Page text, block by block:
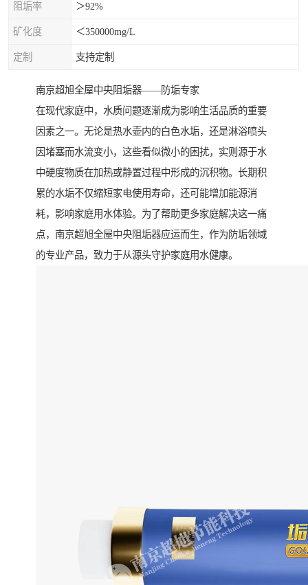
阻垢率 ＞92%
矿化度 ＜350000mg/L
定制 支持定制
南京超旭全屋中央阻垢器——防垢专家
在现代家庭中，水质问题逐渐成为影响生活品质的重要
因素之一。无论是热水壶内的白色水垢，还是淋浴喷头
因堵塞而水流变小，这些看似微小的困扰，实则源于水
中硬度物质在加热或静置过程中形成的沉积物。长期积
累的水垢不仅缩短家电使用寿命，还可能增加能源消
耗，影响家庭用水体验。为了帮助更多家庭解决这一痛
点，南京超旭全屋中央阻垢器应运而生，作为防垢领域
的专业产品，致力于从源头守护家庭用水健康。